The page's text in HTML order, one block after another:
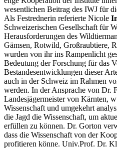
wesentlichen Beitrag des IWJ für
Als Festrednerin referierte Nicole
Schweizerischen Gesellschaft für
Herausforderungen des
Gämsen, Rotwild, Großraubtiere,
wurden von ihr ins Rampenlicht
Bedeutung der Forschung für das
Bestandesentwicklungen dieser
auch in der Schweiz im Rahmen
werden. In der Ansprache von Dr.
Landesjägermeister von Kärnten,
Wissenschaft und umgekehrt
die Jagd die Wissenschaft, um
erfüllen zu können. Dr. Gorton
dass die Wissenschaft von der
profitieren könne. Univ.Prof. Dr.